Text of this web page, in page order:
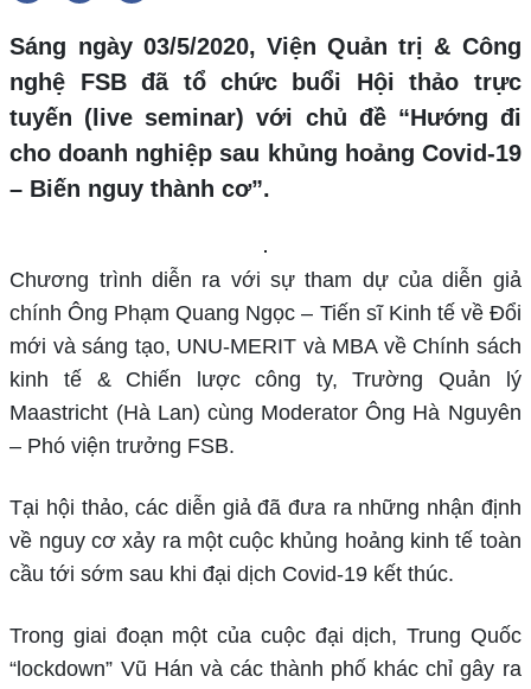
Sáng ngày 03/5/2020, Viện Quản trị & Công
nghệ FSB đã tổ chức buổi Hội thảo trực
tuyến (live seminar) với chủ đề “Hướng đi
cho doanh nghiệp sau khủng hoảng Covid-19
– Biến nguy thành cơ”.
Chương trình diễn ra với sự tham dự của diễn giả
chính Ông Phạm Quang Ngọc – Tiến sĩ Kinh tế về Đổi
mới và sáng tạo, UNU-MERIT và MBA về Chính sách
kinh tế & Chiến lược công ty, Trường Quản lý
Maastricht (Hà Lan) cùng Moderator Ông Hà Nguyên
– Phó viện trưởng FSB.
Tại hội thảo, các diễn giả đã đưa ra những nhận định
về nguy cơ xảy ra một cuộc khủng hoảng kinh tế toàn
cầu tới sớm sau khi đại dịch Covid-19 kết thúc.
Trong giai đoạn một của cuộc đại dịch, Trung Quốc
“lockdown” Vũ Hán và các thành phố khác chỉ gây ra